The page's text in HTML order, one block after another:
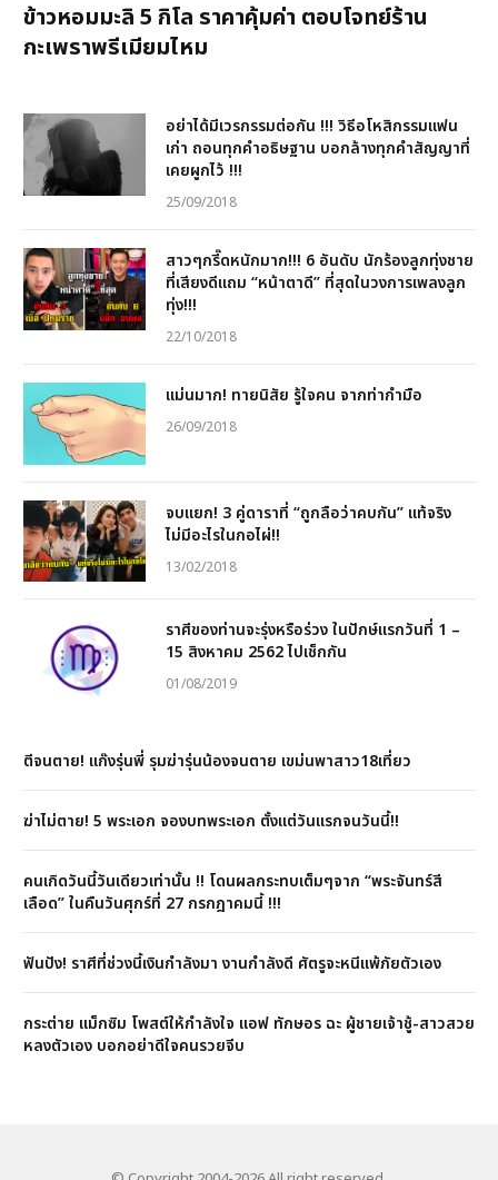
ข้าวหอมมะลิ 5 กิโล ราคาคุ้มค่า ตอบโจทย์ร้าน
กะเพราพรีเมียมไหม
อย่าได้มีเวรกรรมต่อกัน !!! วิธีอโหสิกรรมแฟน
เก่า ถอนทุกคำอธิษฐาน บอกล้างทุกคำสัญญาที่
เคยผูกไว้ !!!
25/09/2018
สาวๆกรี๊ดหนักมาก!!! 6 อันดับ นักร้องลูกทุ่งชาย
ที่เสียงดีแถม “หน้าตาดี” ที่สุดในวงการเพลงลูก
ทุ่ง!!!
22/10/2018
แม่นมาก! ทายนิสัย รู้ใจคน จากท่ากำมือ
26/09/2018
จบแยก! 3 คู่ดาราที่ “ถูกลือว่าคบกัน” แท้จริง
ไม่มีอะไรในกอไผ่!!
13/02/2018
ราศีของท่านจะรุ่งหรือร่วง ในปักษ์แรกวันที่ 1 –
15 สิงหาคม 2562 ไปเช็กกัน
01/08/2019
ตีจนตาย! แก๊งรุ่นพี่ รุมฆ่ารุ่นน้องจนตาย เขม่นพาสาว18เที่ยว
ฆ่าไม่ตาย! 5 พระเอก จองบทพระเอก ตั้งแต่วันแรกจนวันนี้!!
คนเกิดวันนี้วันเดียวเท่านั้น !! โดนผลกระทบเต็มๆจาก “พระจันทร์สี
เลือด” ในคืนวันศุกร์ที่ 27 กรกฎาคมนี้ !!!
ฟันปัง! ราศีที่ช่วงนี้เงินกำลังมา งานกำลังดี ศัตรูจะหนีแพ้ภัยตัวเอง
กระต่าย แม็กซิม โพสต์ให้กำลังใจ แอฟ ทักษอร ฉะ ผู้ชายเจ้าชู้-สาวสวย
หลงตัวเอง บอกอย่าดีใจคนรวยจีบ